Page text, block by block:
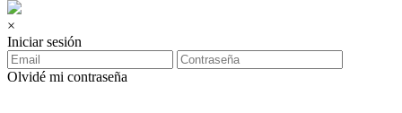
×
Iniciar sesión
Olvidé mi contraseña